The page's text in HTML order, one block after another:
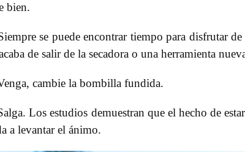
bien.
se puede encontrar tiempo para disfrutar
de salir de la secadora o una herramienta
cambie la bombilla fundida.
Los estudios demuestran que el hecho de
a levantar el ánimo.